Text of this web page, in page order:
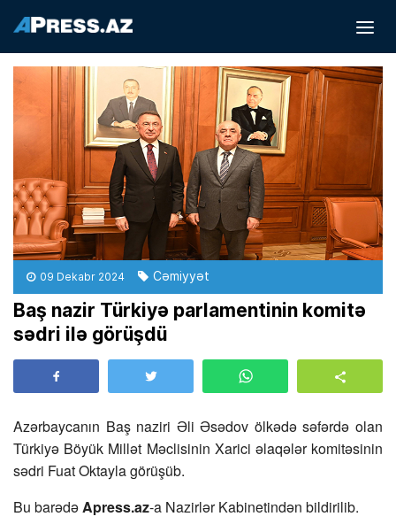
09 Dekabr 2024 Cəmiyyət
Baş nazir Türkiyə parlamentinin komitə
sədri ilə görüşdü
Azərbaycanın Baş naziri Əli Əsədov ölkədə səfərdə olan
Türkiyə Böyük Millət Məclisinin Xarici əlaqələr komitəsinin
sədri Fuat Oktayla görüşüb.
Bu barədəApress.az-a Nazirlər Kabinetindən bildirilib.